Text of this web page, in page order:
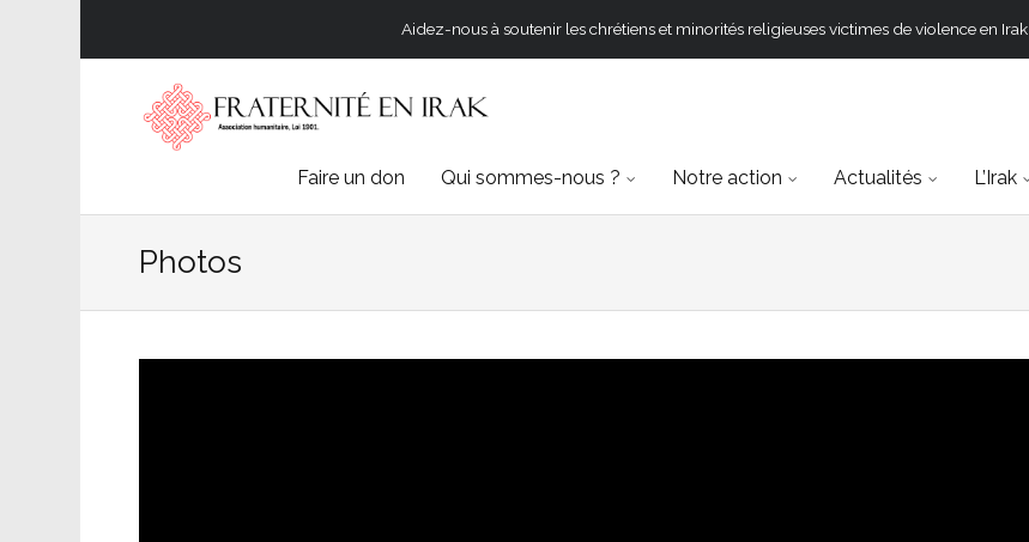
Aidez-nous à soutenir les chrétiens et minorités religieuses victimes de violence en Irak
Faire un don Qui sommes-nous ? Notre action Actualités L’Irak
Photos